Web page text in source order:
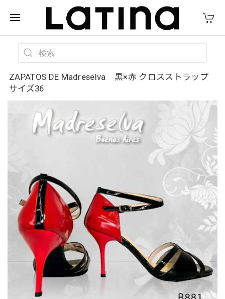
ZAPATOS DE Madreselva 黒×赤 クロスストラップ
サイズ36